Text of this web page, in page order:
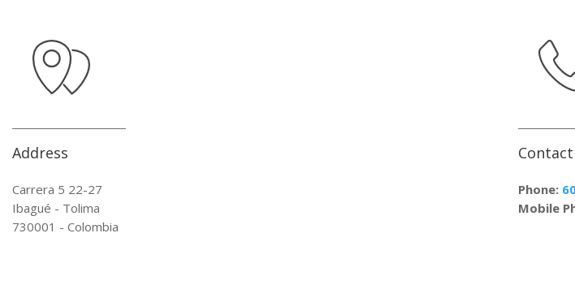
Address
Carrera 5 22-27
Ibagué - Tolima
730001 - Colombia
Phone:
Mobile